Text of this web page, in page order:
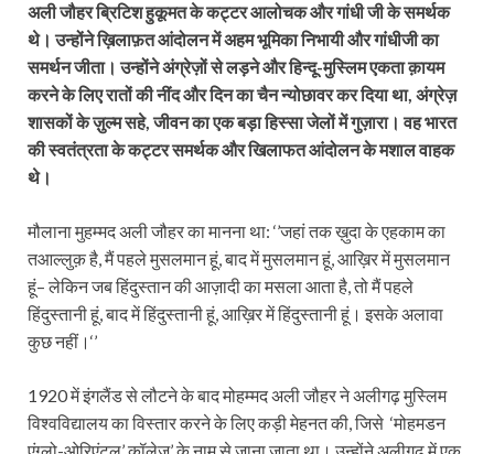
अली जौहर ब्रिटिश हुकूमत के कट्टर आलोचक और गांधी जी के समर्थक
थे। उन्होंने ख़िलाफ़त आंदोलन में अहम भूमिका निभायी और गांधीजी का
समर्थन जीता। उन्होंने अंग्रेज़ों से लड़ने और हिन्दू-मुस्लिम एकता क़ायम
करने के लिए रातों की नींद और दिन का चैन न्योछावर कर दिया था, अंग्रेज़
शासकों के ज़ुल्म सहे, जीवन का एक बड़ा हिस्सा जेलों में गुज़ारा। वह भारत
की स्वतंत्रता के कट्टर समर्थक और खिलाफत आंदोलन के मशाल वाहक
थे।
मौलाना मुहम्मद अली जौहर का मानना था: ‘’जहां तक ख़ुदा के एहकाम का
तआल्लुक़ है, मैं पहले मुसलमान हूं, बाद में मुसलमान हूं, आख़िर में मुसलमान
हूं– लेकिन जब हिंदुस्तान की आज़ादी का मसला आता है, तो मैं पहले
हिंदुस्तानी हूं, बाद में हिंदुस्तानी हूं, आख़िर में हिंदुस्तानी हूं। इसके अलावा
कुछ नहीं।‘’
1920 में इंगलैंड से लौटने के बाद मोहम्मद अली जौहर ने अलीगढ़ मुस्लिम
विश्वविद्यालय का विस्तार करने के लिए कड़ी मेहनत की, जिसे ‘मोहमडन